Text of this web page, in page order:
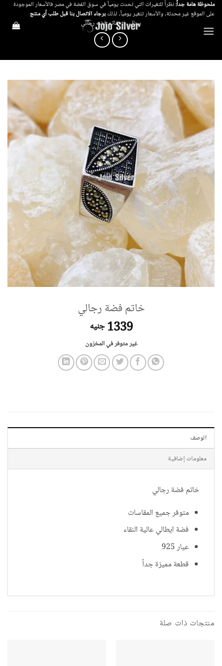
تخطي
للمحتوى
ملحوظة هامة جداً:نظراً للتغيرات التي تحدث يومياً في سوق الفضة في مصر فالأسعار الموجودة
على الموقع غير محدثة، والأسعار تتغير يومياً، لذلكبرجاء الاتصال بنا قبل طلب أي منتج
رجالي / خاتم فضه رجالى
خاتم فضة رجالي
1339 جنيه
غير متوفر في المخزون
الوصف
معلومات إضافية
خاتم فضة رجالي
متوفر جميع المقاسات
فضة ايطالي عالية النقاء
عيار 925
قطعة مميزة جداً
منتجات ذات صلة